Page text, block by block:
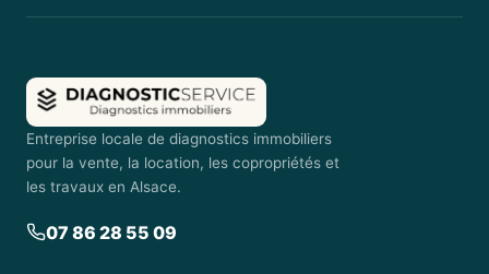
Entreprise locale de diagnostics immobiliers
pour la vente, la location, les copropriétés et
les travaux en Alsace.
07 86 28 55 09